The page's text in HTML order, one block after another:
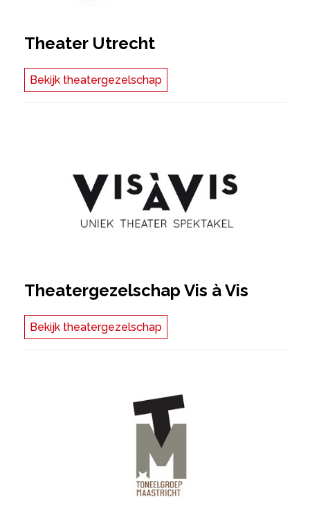
Theater Utrecht
Bekijk theatergezelschap
Theatergezelschap Vis à Vis
Bekijk theatergezelschap